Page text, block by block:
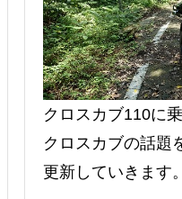
クロスカブ110に
クロスカブの話題
更新していきます。